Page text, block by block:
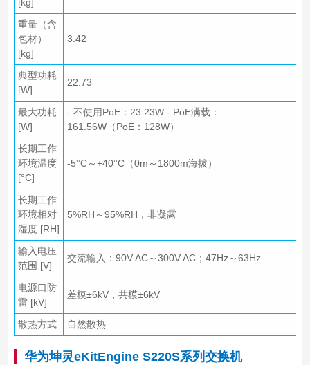
[kg]
重量（含
包材）
[kg]
3.42
典型功耗
[W]
22.73
最大功耗
[W]
- 不使用PoE：23.23W - PoE满载：
161.56W（PoE：128W）
长期工作
环境温度
[°C]
-5°C～+40°C（0m～1800m海拔）
长期工作
环境相对
湿度 [RH]
5%RH～95%RH，非凝露
输入电压
范围 [V]
交流输入：90V AC～300V AC；47Hz～63Hz
电源口防
雷 [kV]
差模±6kV，共模±6kV
散热方式 自然散热
华为坤灵eKitEngine S220S系列交换机